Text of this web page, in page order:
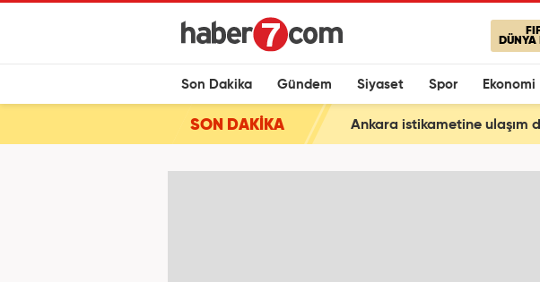
DÜNYA
Son Dakika Gündem Siyaset Spor Ekonomi
SON DAKİKA Ankara istikametine ulaşım